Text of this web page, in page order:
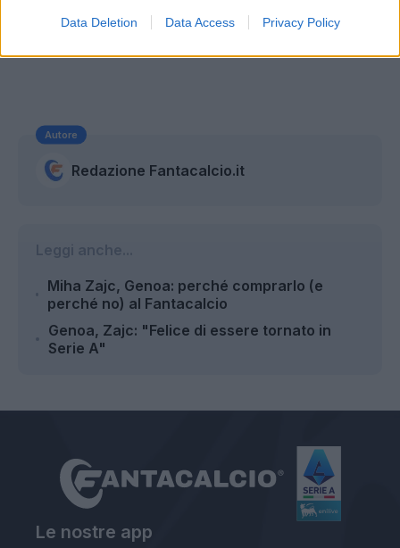
Data Deletion Data Access Privacy Policy
Autore
Redazione Fantacalcio.it
Miha Zajc, Genoa: perché comprarlo (e
perché no) al Fantacalcio
Genoa, Zajc: "Felice di essere tornato in
Serie A"
Le nostre app